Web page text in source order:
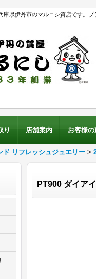
庫県伊丹市のマルニシ質店です。
り 店舗案内 お客様の
ド リフレッシュジュエリー >
PT900 ダイア